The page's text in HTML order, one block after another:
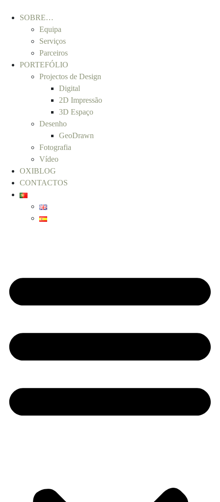
SOBRE…
Equipa
Serviços
Parceiros
PORTEFÓLIO
Projectos de Design
Digital
2D Impressão
3D Espaço
Desenho
GeoDrawn
Fotografia
Vídeo
OXIBLOG
CONTACTOS